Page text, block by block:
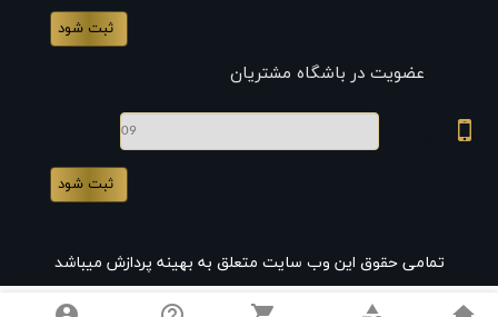
عضویت در باشگاه مشتریان
تمامی حقوق این وب سایت متعلق به بهینه پردازش میباشد